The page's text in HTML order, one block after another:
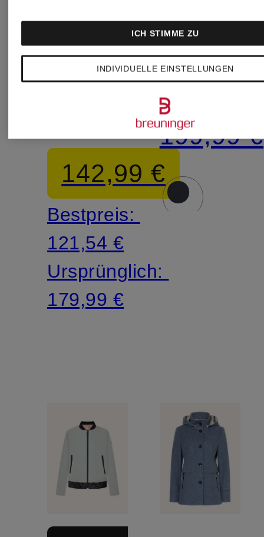
BRET
142,99 €
Bestpreis:
121,54 €
Ursprünglich:
179,99 €
BRET
Blouson
199,99 €
INDIVIDUELLE EINSTELLUNGEN
ICH STIMME ZU